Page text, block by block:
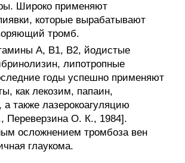
Широко применяют
которые вырабатывают
тромб.
A, B1, В2, йодистые
липотропные
годы успешно применяют
как лекозим, папаин,
а также лазерокоагуляцию
Переверзина О. К., 1984].
осложнением тромбоза вен
глаукома.